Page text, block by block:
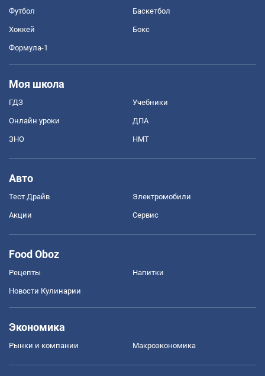
Футбол Баскетбол
Хоккей Бокс
Формула-1
Моя школа
ГДЗ Учебники
Онлайн уроки ДПА
ЗНО НМТ
Авто
Тест Драйв Электромобили
Акции Сервис
Food Oboz
Рецепты Напитки
Новости Кулинарии
Экономика
Рынки и компании Mакроэкономика